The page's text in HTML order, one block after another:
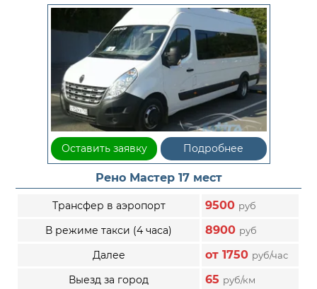
Оставить заявку Подробнее
Рено Мастер 17 мест
Трансфер в аэропорт 9500 руб
В режиме такси (4 часа) 8900 руб
Далее от 1750 руб/час
Выезд за город 65 руб/км